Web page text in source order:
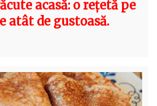
acasă: o rețetă pe
atât de gustoasă.